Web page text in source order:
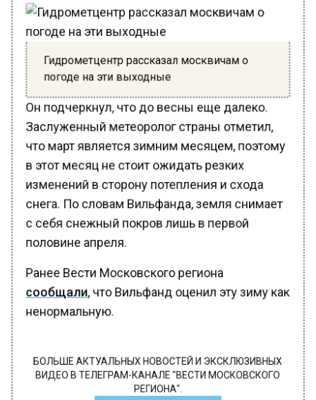
Гидрометцентр рассказал москвичам о
погоде на эти выходные
Он подчеркнул, что до весны еще далеко.
Заслуженный метеоролог страны отметил,
что март является зимним месяцем, поэтому
в этот месяц не стоит ожидать резких
изменений в сторону потепления и схода
снега. По словам Вильфанда, земля снимает
с себя снежный покров лишь в первой
половине апреля.
Ранее Вести Московского региона
сообщали, что Вильфанд оценил эту зиму как
ненормальную.
БОЛЬШЕ АКТУАЛЬНЫХ НОВОСТЕЙ И ЭКСКЛЮЗИВНЫХ
ВИДЕО В ТЕЛЕГРАМ-КАНАЛЕ "ВЕСТИ МОСКОВСКОГО
РЕГИОНА".